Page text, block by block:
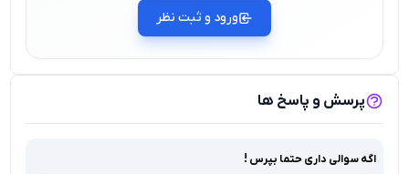
ورود و ثبت نظر
پرسش و پاسخ ها
اگه سوالی داری حتما بپرس !